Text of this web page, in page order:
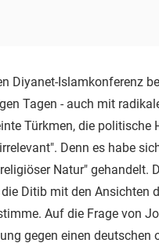
Diyanet-Islamkonferenz
Tagen - auch mit
Türkmen, die politische
Denn es habe
Natur" gehandelt.
Ditib mit den Ansichten
Auf die Frage von
gegen einen deutschen